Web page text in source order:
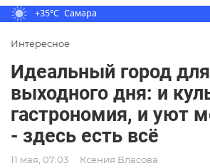
+35°C Самара
Интересное
Идеальный город
выходного дня: и
гастрономия, и уют
- здесь есть всё
11 мая, 07:03 Ксения Власова